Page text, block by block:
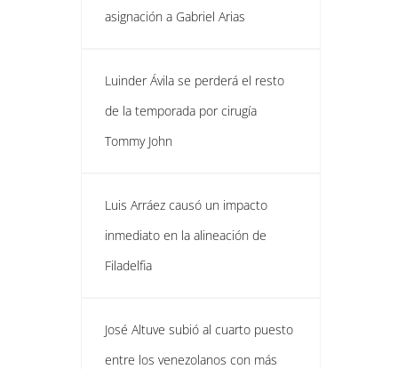
asignación a Gabriel Arias
Luinder Ávila se perderá el resto
de la temporada por cirugía
Tommy John
Luis Arráez causó un impacto
inmediato en la alineación de
Filadelfia
José Altuve subió al cuarto puesto
entre los venezolanos con más